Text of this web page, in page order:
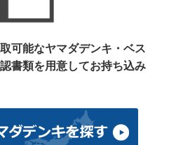
可能なヤマダデンキ・ベス
書類を用意してお持ち込み